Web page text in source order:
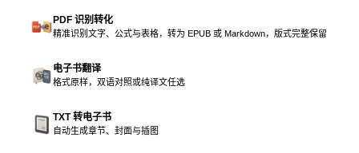
PDF 识别转化
精准识别文字、公式与表格，转为 EPUB 或 Markdown，版式完整保留
电子书翻译
格式原样，双语对照或纯译文任选
TXT 转电子书
自动生成章节、封面与插图